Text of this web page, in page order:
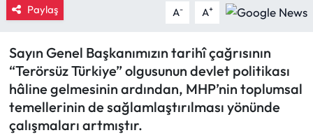
Paylaş A- A+
Sayın Genel Başkanımızın tarihî çağrısının
“Terörsüz Türkiye” olgusunun devlet politikası
hâline gelmesinin ardından, MHP’nin toplumsal
temellerinin de sağlamlaştırılması yönünde
çalışmaları artmıştır.
Dodurga Haberleri
Eğitim
Ekonomi
Güncel
Haber Arşivi